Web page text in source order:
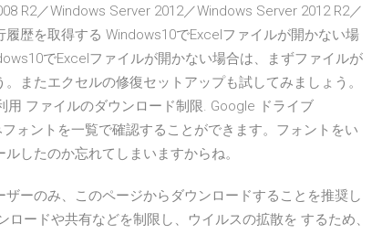
R2／Windows Server 2012／Windows Server 2012 R2／
歴を取得する Windows10でExcelファイルが開かない場
でExcelファイルが開かない場合は、まずファイルが
またエクセルの修復セットアップも試してみましょう。
ファイルのダウンロード制限. Google ドライブ
ォントを一覧で確認することができます。フォントをい
したのか忘れてしまいますからね。
ーのみ、このページからダウンロードすることを推奨し
ードや共有などを制限し、ウイルスの拡散を するため、